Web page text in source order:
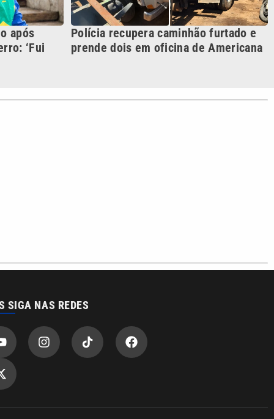
após
‘Fui
Polícia recupera caminhão furtado e
prende dois em oficina de Americana